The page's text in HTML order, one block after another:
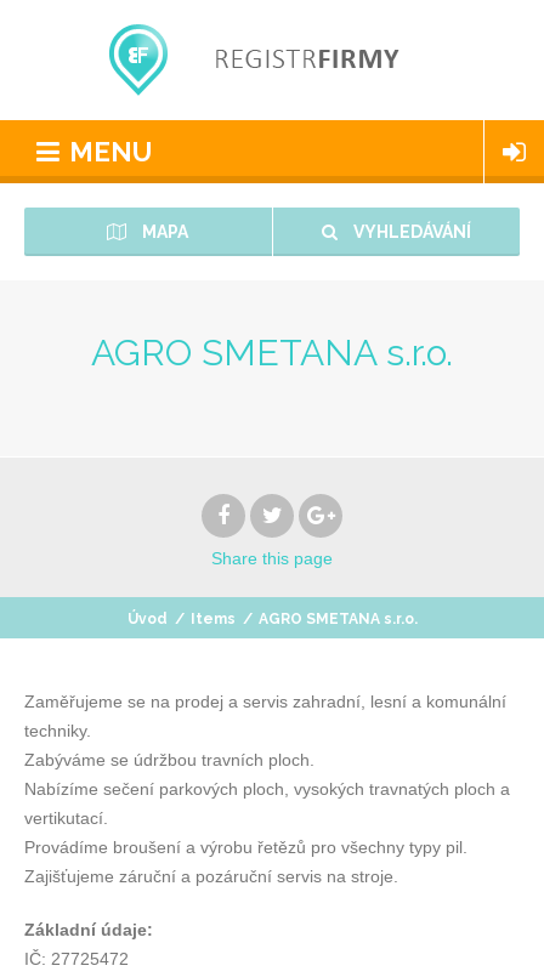
MENU
MAPA VYHLEDÁVÁNÍ
AGRO SMETANA s.r.o.
Share this page
Úvod / Items / AGRO SMETANA s.r.o.
Zaměřujeme se na prodej a servis zahradní, lesní a komunální
techniky.
Zabýváme se údržbou travních ploch.
Nabízíme sečení parkových ploch, vysokých travnatých ploch a
vertikutací.
Provádíme broušení a výrobu řetězů pro všechny typy pil.
Zajišťujeme záruční a pozáruční servis na stroje.
Základní údaje:
IČ: 27725472